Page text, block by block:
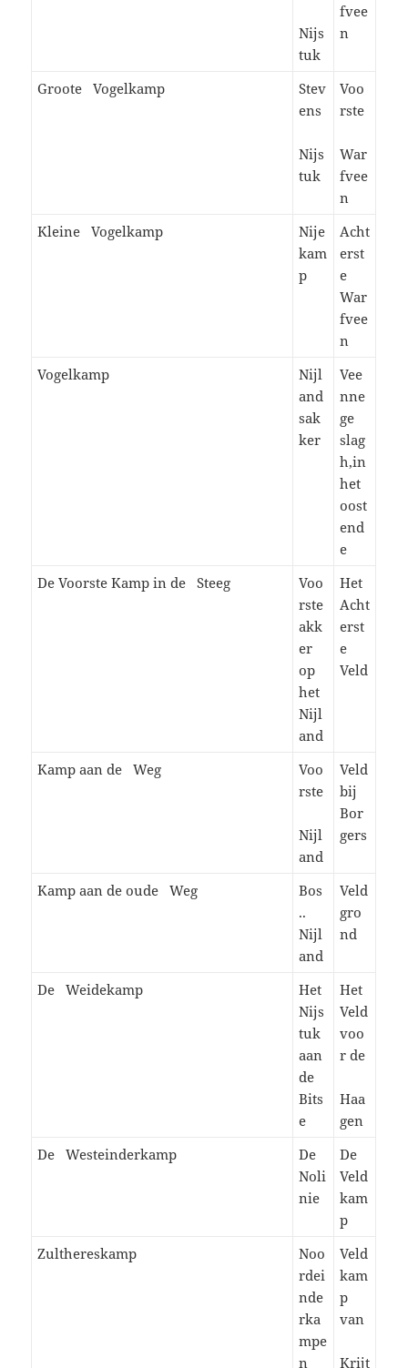
Nijs
tuk
fvee
n
Groote Vogelkamp
Stev
ens
Nijs
tuk
Voo
rste
War
fvee
n
Kleine Vogelkamp
Nije
kam
p
Acht
erst
e
War
fvee
n
Vogelkamp
Nijl
and
sak
ker
Vee
nne
ge
slag
h,in
het
oost
end
e
De Voorste Kamp in de Steeg
Voo
rste
akk
er
op
het
Nijl
and
Het
Acht
erst
e
Veld
Kamp aan de Weg
Voo
rste
Nijl
and
Veld
bij
Bor
gers
Kamp aan de oude Weg
Bos
..
Nijl
and
Veld
gro
nd
De Weidekamp
Het
Nijs
tuk
aan
de
Bits
e
Het
Veld
voo
r de
Haa
gen
De Westeinderkamp
De
Noli
nie
De
Veld
kam
p
Zulthereskamp
Noo
rdei
nde
rka
mpe
n
Veld
kam
p
van
Krijt